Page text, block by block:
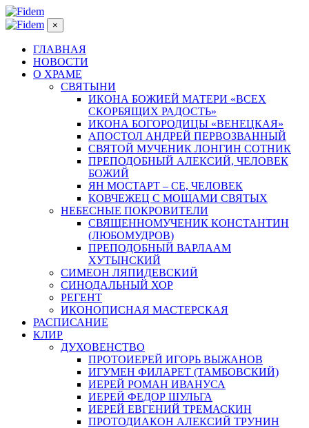
×
ГЛАВНАЯ
НОВОСТИ
О ХРАМЕ
СВЯТЫНИ
ИКОНА БОЖИЕЙ МАТЕРИ «ВСЕХ
СКОРБЯЩИХ РАДОСТЬ»
ИКОНА БОГОРОДИЦЫ «ВЕНЕЦКАЯ»
АПОСТОЛ АНДРЕЙ ПЕРВОЗВАННЫЙ
СВЯТОЙ МУЧЕНИК ЛОНГИН СОТНИК
ПРЕПОДОБНЫЙ АЛЕКСИЙ, ЧЕЛОВЕК
БОЖИЙ
ЯН МОСТАРТ – СЕ, ЧЕЛОВЕК
КОВЧЕЖЕЦ С МОЩАМИ СВЯТЫХ
НЕБЕСНЫЕ ПОКРОВИТЕЛИ
СВЯЩЕННОМУЧЕНИК КОНСТАНТИН
(ЛЮБОМУДРОВ)
ПРЕПОДОБНЫЙ ВАРЛААМ
ХУТЫНСКИЙ
СИМЕОН ЛЯПИДЕВСКИЙ
СИНОДАЛЬНЫЙ ХОР
РЕГЕНТ
ИКОНОПИСНАЯ МАСТЕРСКАЯ
РАСПИСАНИЕ
КЛИР
ДУХОВЕНСТВО
ПРОТОИЕРЕЙ ИГОРЬ ВЫЖАНОВ
ИГУМЕН ФИЛАРЕТ (ТАМБОВСКИЙ)
ИЕРЕЙ РОМАН ИВАНУСА
ИЕРЕЙ ФЕДОР ШУЛЬГА
ИЕРЕЙ ЕВГЕНИЙ ТРЕМАСКИН
ПРОТОДИАКОН АЛЕКСИЙ ТРУНИН